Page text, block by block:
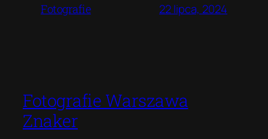
Fotografie 22 lipca, 2024
Fotografie Warszawa
Znaker